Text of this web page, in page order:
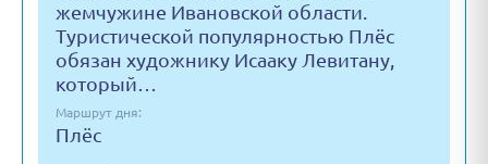
жемчужине Ивановской области.
Туристической популярностью Плёс
обязан художнику Исааку Левитану,
который…
Маршрут дня:
Плёс